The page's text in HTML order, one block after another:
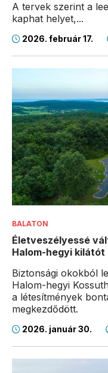
A tervek szerint a
kaphat helyet,...
2026. február 17.
BALATON
Életveszélyessé
Halom-hegyi kilátót
Biztonsági okokból
Halom-hegyi
a létesítmények
megkezdődött.
2026. január 30.